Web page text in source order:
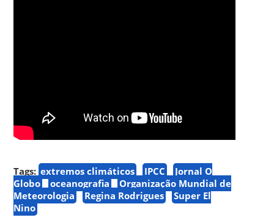
Tags: extremos climáticos IPCC
Jornal O
Globo
oceanografia
Organização Mundial de
Meteorologia
Regina Rodrigues
Super El
Nino